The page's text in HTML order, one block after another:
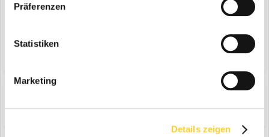
Präferenzen
Statistiken
Marketing
Details zeigen
Antworte auf dieses Thema...